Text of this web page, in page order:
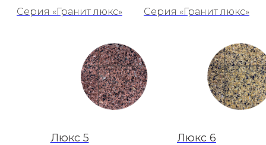
Серия «Гранит люкс» Серия «Гранит люкс»
Люкс 5 Люкс 6